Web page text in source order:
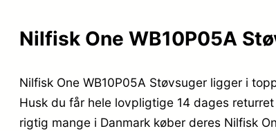
Nilfisk One WB10P05A
Nilfisk One WB10P05A Støvsuger ligger i
Husk du får hele lovpligtige 14 dages
rigtig mange i Danmark køber deres Nilfisk